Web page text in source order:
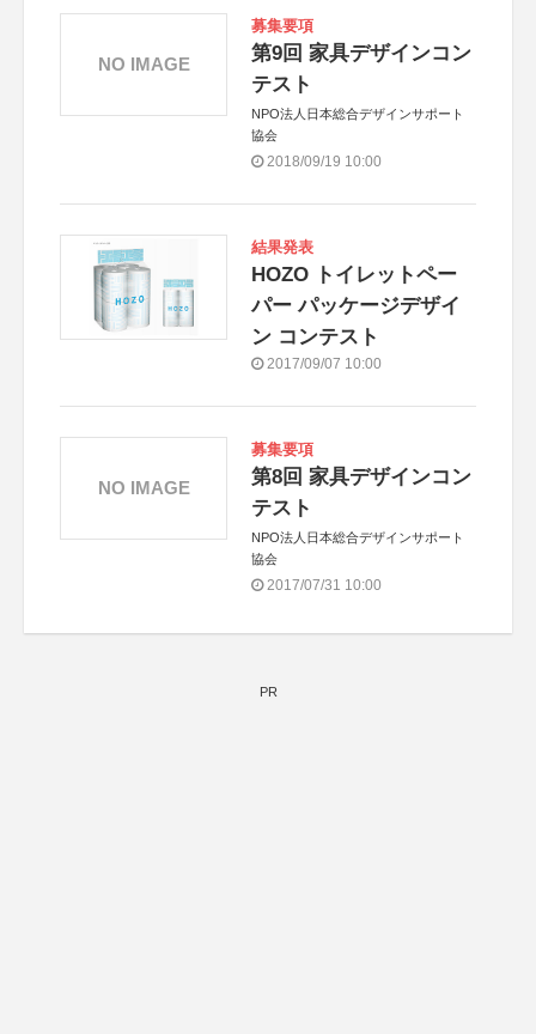
募集要項
第9回 家具デザインコン
テスト
NPO法人日本総合デザインサポート
協会
2018/09/19 10:00
NO IMAGE
結果発表
HOZO トイレットペー
パー パッケージデザイ
ン コンテスト
2017/09/07 10:00
募集要項
第8回 家具デザインコン
テスト
NPO法人日本総合デザインサポート
協会
2017/07/31 10:00
NO IMAGE
PR